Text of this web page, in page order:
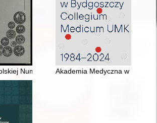
Numizmatyki : (wyjątki dotyczące
Akademia Medyczna w